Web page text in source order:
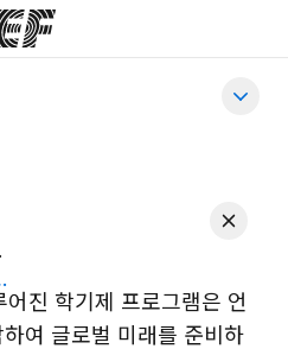
진 학기제 프로그램은 언
여 글로벌 미래를 준비하